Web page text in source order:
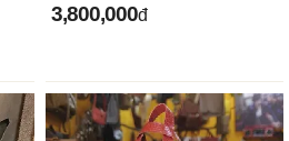
3,800,000đ